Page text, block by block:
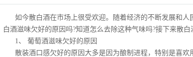
如今散白酒在市场上很受欢迎。随着经济的不断发展和
白酒滋味欠好的原因吗?知道怎么去除这种气味吗?接下来散
1、 葡萄酒滋味欠好的原因
散装酒口感欠好的原因大多是因为酿制进程，特别是喜